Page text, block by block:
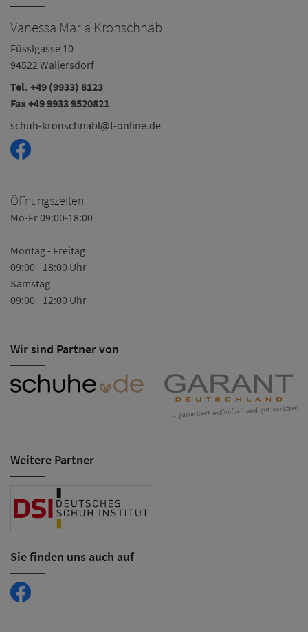
Vanessa Maria Kronschnabl
Füsslgasse 10
94522 Wallersdorf
Tel. +49 (9933) 8123
Fax +49 9933 9520821
schuh-kronschnabl@t-online.de
Öffnungszeiten
Mo-Fr 09:00-18:00
Montag - Freitag
09:00 - 18:00 Uhr
Samstag
09:00 - 12:00 Uhr
Wir sind Partner von
Weitere Partner
Sie finden uns auch auf